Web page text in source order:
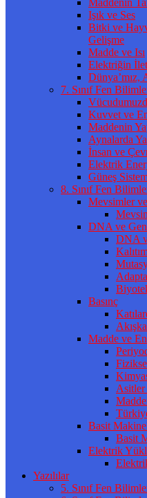
Işık ve Ses
Bitki ve
Gelişme
Madde ve Isı
Elektriğin
Dünya’mız,
7. Sınıf Fen
Kuvvet ve
Maddenin
Aynalarda
İnsan ve
Elektrik
Güneş
8. Sınıf Fen
Mevsimler
DNA ve
DNA
Basınç
Madde ve
Asitler
Basit
Basit
Elektrik
Yazılılar
5. Sınıf Fen